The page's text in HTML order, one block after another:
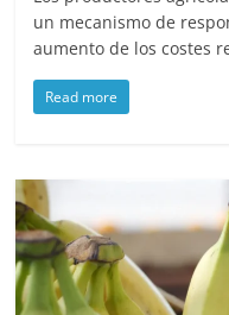
un mecanismo de
aumento de los costes
Read more